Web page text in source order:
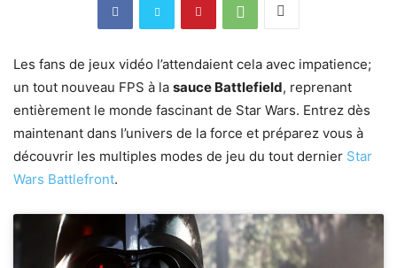
Les fans de jeux vidéo l’attendaient cela avec impatience;
un tout nouveau FPS à la sauce Battlefield, reprenant
entièrement le monde fascinant de Star Wars. Entrez dès
maintenant dans l’univers de la force et préparez vous à
découvrir les multiples modes de jeu du tout dernier Star
Wars Battlefront.